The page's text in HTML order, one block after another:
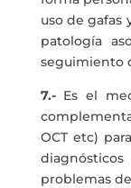
uso de gafas
patología
seguimiento
7.-Es el
OCT etc)
problemas